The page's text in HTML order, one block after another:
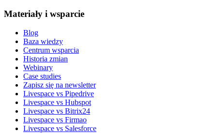
Materiały i wsparcie
Blog
Baza wiedzy
Centrum wsparcia
Historia zmian
Webinary
Case studies
Zapisz się na newsletter
Livespace vs Pipedrive
Livespace vs Hubspot
Livespace vs Bitrix24
Livespace vs Firmao
Livespace vs Salesforce